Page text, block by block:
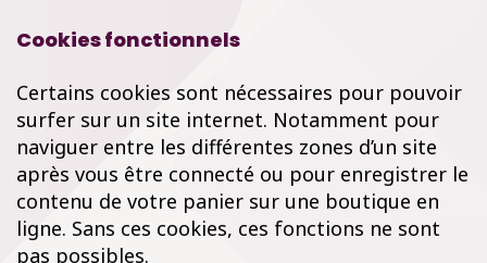
Cookies fonctionnels
Certains cookies sont nécessaires pour pouvoir
surfer sur un site internet. Notamment pour
naviguer entre les différentes zones d’un site
après vous être connecté ou pour enregistrer le
contenu de votre panier sur une boutique en
ligne. Sans ces cookies, ces fonctions ne sont
pas possibles.